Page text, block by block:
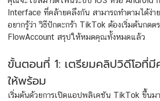
Interface ที่คล้ายคลึงกัน สามารถทำตามได้ง่
อยากรู้ว่า วิธีปักตะกร้า TikTok ต้องเริ่มต้นกดต
FlowAccount สรุปให้หมดคุณทั้งหมดแล้ว
ขั้นตอนที่ 1: เตรียมคลิปวิดีโอที่มี
ให้พร้อม
เริ่มต้นด้วยการเปิดแอปพลิเคชัน TikTok ขึ้นม